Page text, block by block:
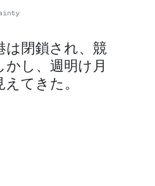
は閉鎖され、競
し、週明け月
てきた。